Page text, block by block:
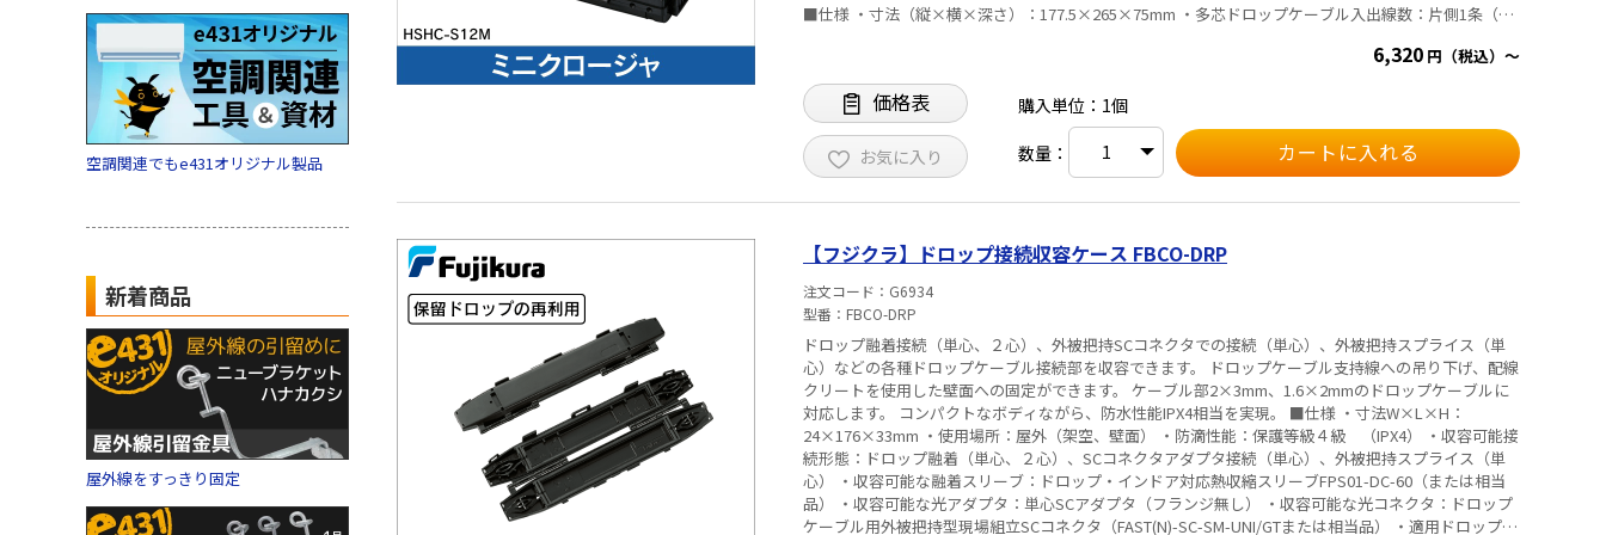
空調関連でもe431オリジナル製品
新着商品
屋外線をすっきり固定
■仕様 ・寸法（縦×横×深さ）：177.5×265×75mm ・多芯ドロップケーブル入出線数：片側1条（計
6,320 円（税込）～
価格表
お気に入り
購入単位：1個
数量：
【フジクラ】ドロップ接続収容ケース FBCO-DRP
注文コード
G6934
型番
FBCO-DRP
ドロップ融着接続（単心、２心）、外被把持SCコネクタでの接続（単心）、外被把持スプライス（単
心）などの各種ドロップケーブル接続部を収容できます。 ドロップケーブル支持線への吊り下げ、配線
クリートを使用した壁面への固定ができます。 ケーブル部2×3mm、1.6×2mmのドロップケーブルに
対応します。 コンパクトなボディながら、防水性能IPX4相当を実現。 ■仕様 ・寸法W×L×H：
24×176×33mm ・使用場所：屋外（架空、壁面） ・防滴性能：保護等級４級 （IPX4） ・収容可能接
続形態：ドロップ融着（単心、２心）、SCコネクタアダプタ接続（単心）、外被把持スプライス（単
心） ・収容可能な融着スリーブ：ドロップ・インドア対応熱収縮スリーブFPS01-DC-60（または相当
品） ・収容可能な光アダプタ：単心SCアダプタ（フランジ無し） ・収容可能な光コネクタ：ドロップ
ケーブル用外被把持型現場組立SCコネクタ（FAST(N)-SC-SM-UNI/GTまたは相当品） ・適用ドロップケ